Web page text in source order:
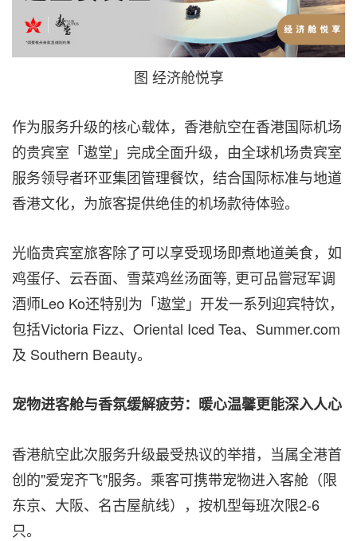
图 经济舱悦享
作为服务升级的核心载体，香港航空在香港国际机场
的贵宾室「遨堂」完成全面升级，由全球机场贵宾室
服务领导者环亚集团管理餐饮，结合国际标准与地道
香港文化，为旅客提供绝佳的机场款待体验。
光临贵宾室旅客除了可以享受现场即煮地道美食，如
鸡蛋仔、云吞面、雪菜鸡丝汤面等, 更可品嘗冠军调
酒师Leo Ko还特别为「遨堂」开发一系列迎宾特饮，
包括Victoria Fizz、Oriental Iced Tea、Summer.com
及 Southern Beauty。
宠物进客舱与香氛缓解疲劳：暖心温馨更能深入人心
香港航空此次服务升级最受热议的举措，当属全港首
创的"爱宠齐飞"服务。乘客可携带宠物进入客舱（限
东京、大阪、名古屋航线），按机型每班次限2-6
只。